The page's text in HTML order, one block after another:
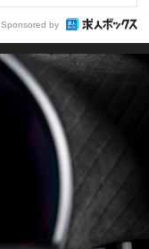
Sponsored by